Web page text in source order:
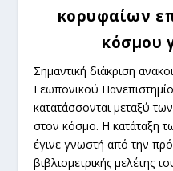
κορυφαίων
κόσμου
Σημαντική διάκριση
Γεωπονικού
κατατάσσονται μεταξύ
στον κόσμο. Η κατάταξη
έγινε γνωστή από την
βιβλιομετρικής μελέτης